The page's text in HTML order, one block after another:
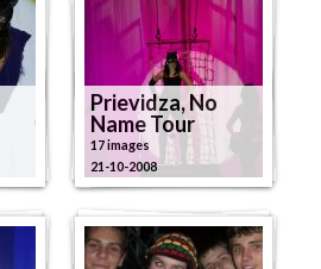
Prievidza, No
Name Tour
17 images
21-10-2008